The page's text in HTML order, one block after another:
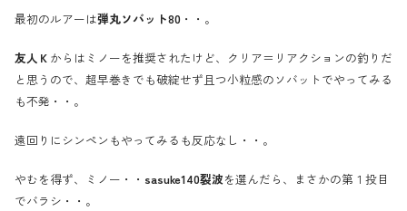
最初のルアーは弾丸ソバット80 ・・。
友人Ｋ からはミノーを推奨されたけど、クリア＝リアクションの釣りだ
と思うので、超早巻きでも破綻せず且つ小粒感のソバットでやってみる
も不発・・。
遠回りにシンペンもやってみるも反応なし・・。
やむを得ず、ミノー・・ sasuke140裂波を選んだら、まさかの第１投目
でバラシ・・。